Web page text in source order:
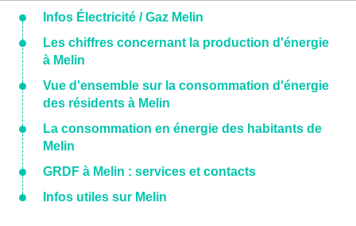
Infos Électricité / Gaz Melin
Les chiffres concernant la production d'énergie
à Melin
Vue d'ensemble sur la consommation d'énergie
des résidents à Melin
La consommation en énergie des habitants de
Melin
GRDF à Melin : services et contacts
Infos utiles sur Melin